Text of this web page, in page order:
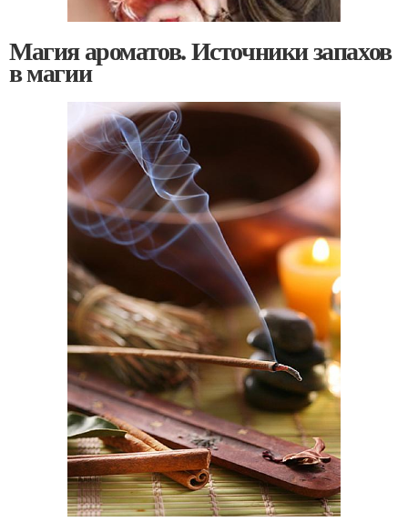
Магия ароматов. Источники запахов
в магии